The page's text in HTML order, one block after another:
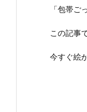
「包帯ご
この記事
今すぐ絵